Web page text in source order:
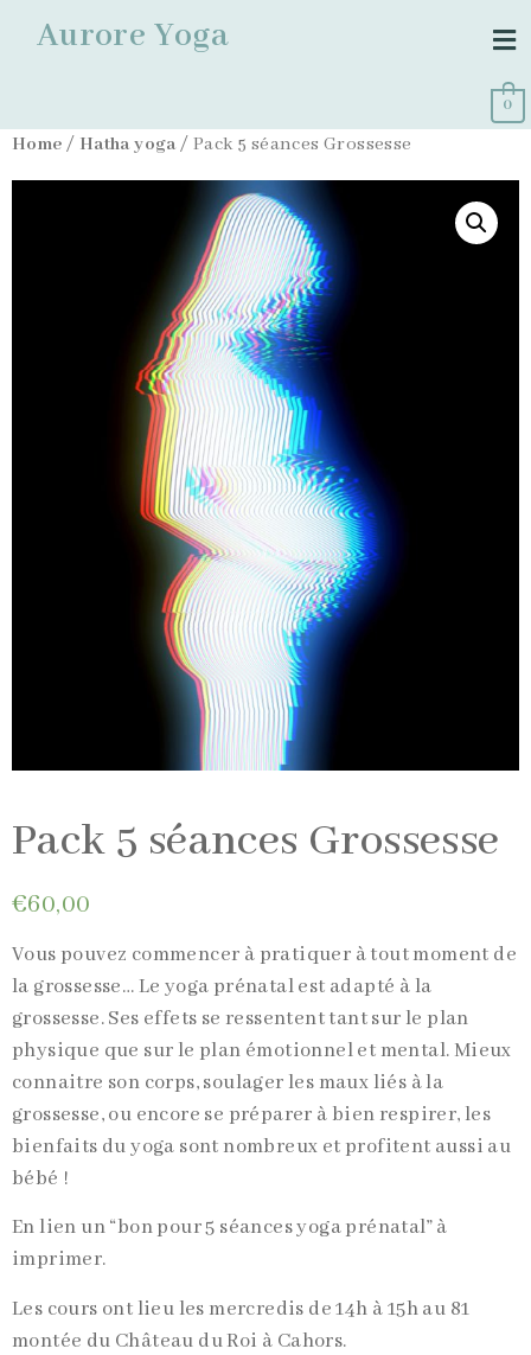
Aurore Yoga
0
Home / Hatha yoga/ Pack 5 séances Grossesse
Pack 5 séances Grossesse
€60,00
Vous pouvez commencer à pratiquer à tout moment de
la grossesse… Le yoga prénatal est adapté à la
grossesse. Ses effets se ressentent tant sur le plan
physique que sur le plan émotionnel et mental. Mieux
connaitre son corps, soulager les maux liés à la
grossesse, ou encore se préparer à bien respirer, les
bienfaits du yoga sont nombreux et profitent aussi au
bébé !
En lien un “bon pour 5 séances yoga prénatal” à
imprimer.
Les cours ont lieu les mercredis de 14h à 15h au 81
montée du Château du Roi à Cahors.